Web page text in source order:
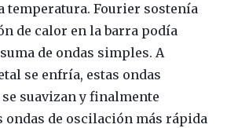
temperatura. Fourier sostenía
de calor en la barra podía
de ondas simples. A
se enfría, estas ondas
suavizan y finalmente
ondas de oscilación más rápida